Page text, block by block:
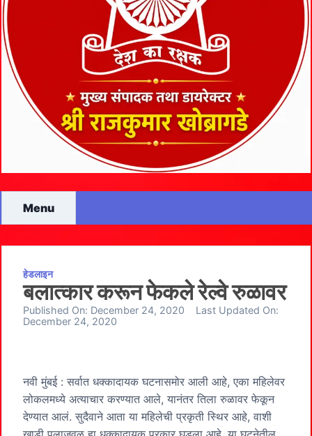
Menu
हेडलाइन
बलात्कार करून फेकले रेल्वे रुळावर
Published On: December 24, 2020
Last Updated On:
December 24, 2020
नवी मुंबई : सर्वात धक्कादायक घटनासमोर आली आहे, एका महिलेवर
लोकलमध्ये अत्याचार करण्यात आले, यानंतर तिला रुळावर फेकून
देण्यात आलं. सुदैवाने आता या महिलेची प्रकृती स्थिर आहे, वाशी